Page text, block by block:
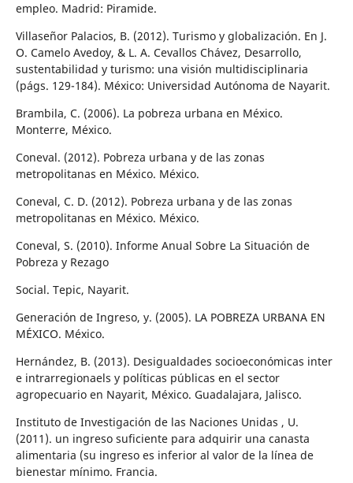
empleo. Madrid: Piramide.
Villaseñor Palacios, B. (2012). Turismo y globalización. En J.
O. Camelo Avedoy, & L. A. Cevallos Chávez, Desarrollo,
sustentabilidad y turismo: una visión multidisciplinaria
(págs. 129-184). México: Universidad Autónoma de Nayarit.
Brambila, C. (2006). La pobreza urbana en México.
Monterre, México.
Coneval. (2012). Pobreza urbana y de las zonas
metropolitanas en México. México.
Coneval, C. D. (2012). Pobreza urbana y de las zonas
metropolitanas en México. México.
Coneval, S. (2010). Informe Anual Sobre La Situación de
Pobreza y Rezago
Social. Tepic, Nayarit.
Generación de Ingreso, y. (2005). LA POBREZA URBANA EN
MÉXICO. México.
Hernández, B. (2013). Desigualdades socioeconómicas inter
e intrarregionaels y políticas públicas en el sector
agropecuario en Nayarit, México. Guadalajara, Jalisco.
Instituto de Investigación de las Naciones Unidas , U.
(2011). un ingreso suficiente para adquirir una canasta
alimentaria (su ingreso es inferior al valor de la línea de
bienestar mínimo. Francia.